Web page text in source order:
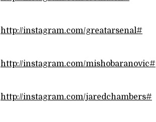
http://instagram.com/greatarsenal#
http://instagram.com/mishobaranovic#
http://instagram.com/jaredchambers#